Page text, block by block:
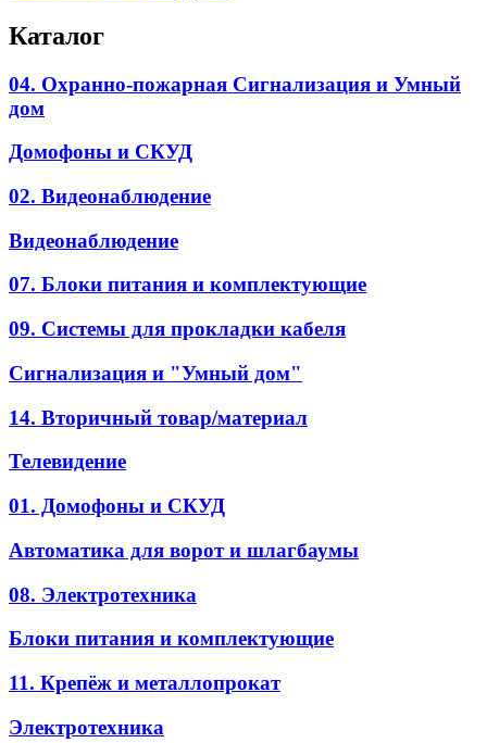
Каталог
04. Охранно-пожарная Сигнализация и Умный
дом
Домофоны и СКУД
02. Видеонаблюдение
Видеонаблюдение
07. Блоки питания и комплектующие
09. Системы для прокладки кабеля
Сигнализация и "Умный дом"
14. Вторичный товар/материал
Телевидение
01. Домофоны и СКУД
Автоматика для ворот и шлагбаумы
08. Электротехника
Блоки питания и комплектующие
11. Крепёж и металлопрокат
Электротехника